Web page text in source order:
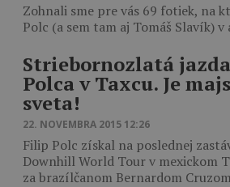
Zohnali sme pre vás 69 fotiek, na
Polc (a sem tam aj Tomáš Slavík)
Striebornozlatá
Polca v Taxcu. Je
sveta!
22. NOVEMBRA 2015 12:26
Filip Polc získal na poslednej
Downhill World Tour v mexickom
za brazílčanom Bernardom